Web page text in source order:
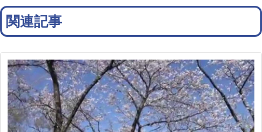
関連記事